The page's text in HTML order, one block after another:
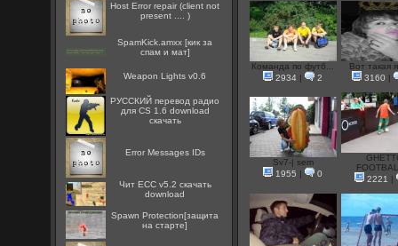
Host Error repair (client not
present .... )
SpamKick.amxx [кик за
спам и мат]
Weapon Lights v0.6
РУССКИЙ перевод радио
для CS 1.6 download
скачать
Error Messages IDs
Чит ECC v5.2 скачать
download
Spawn Protection[защита
на старте]
Команда по футб...
2934 | 2
Вот такая
3160
|
Sv7-| sem
1955
| 0
2221
|